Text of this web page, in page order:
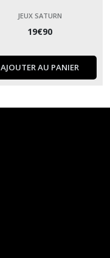
JEUX SATURN
19€90
AJOUTER AU PANIER